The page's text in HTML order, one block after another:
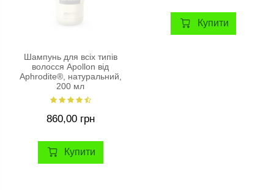
Шампунь для всіх типів
волосся Apollon від
Aphrodite®, натуральний,
200 мл
860,00 грн
Купити
Купити